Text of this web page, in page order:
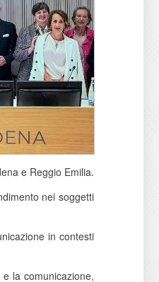
e Reggio Emilia.
nei soggetti
in contesti
la comunicazione,